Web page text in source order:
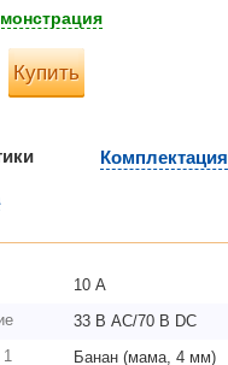
Купить
Комплектация
10 А
33 В AC/70 В DC
1
Банан (мама, 4 мм)